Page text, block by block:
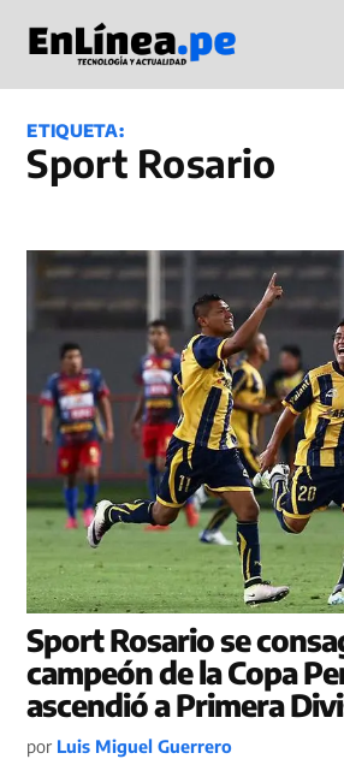
contenido
en
ETIQUETA:
Sport Rosario
Sport Rosario se
campeón de la Copa
ascendió a Primera
por Luis Miguel Guerrero